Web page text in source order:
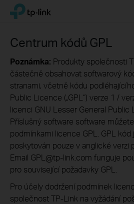
Click
navigation
TP-Link, Reliably Smart
Centrum kódů GPL
Poznámka: Produkty společnosti
částečně obsahovat softwarový
stranami, včetně kódu
Public Licence („GPL“) verze 1 /
licenci GNU Lesser General Public
Příslušný software software
podmínkami licence GPL. GPL kód
poskytován pouze v anglické verzi
Email GPL@tp-link.com funguje
pro související požadavky GPL.
Pro účely dodržení podmínek
společnost TP-Link na vyžádání